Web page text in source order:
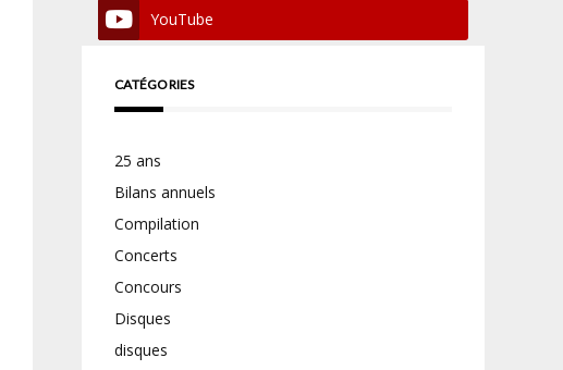
YouTube
CATÉGORIES
25 ans
Bilans annuels
Compilation
Concerts
Concours
Disques
disques